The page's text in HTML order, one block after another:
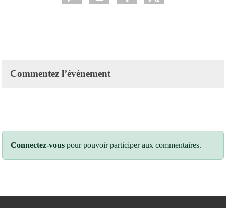
Commentez l’évènement
Connectez-vous pour pouvoir participer aux commentaires.